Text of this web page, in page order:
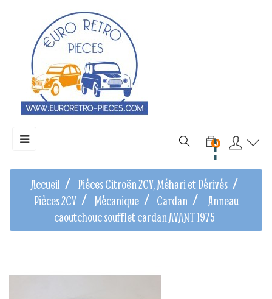
Basculer
☰ 0
Accueil
Pièces Citroën 2CV, Méhari et Dérivés
Pièces 2CV
Mécanique Cardan
Anneau
caoutchouc soufflet cardan AVANT 1975